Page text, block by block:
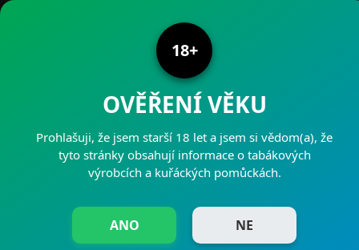
Nové náplně pro IQOS VEEV
Portfolio VEEV náplní se rozšiřuje o medově
18+
OVĚŘENÍ VĚKU
Prohlašuji, že jsem starší 18 let a jsem si vědom(a), že
tyto stránky obsahují informace o tabákových
výrobcích a kuřáckých pomůckách.
ANO NE